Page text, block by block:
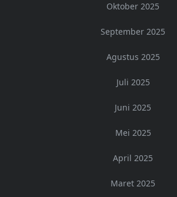
Oktober 2025
September 2025
Agustus 2025
Juli 2025
Juni 2025
Mei 2025
April 2025
Maret 2025